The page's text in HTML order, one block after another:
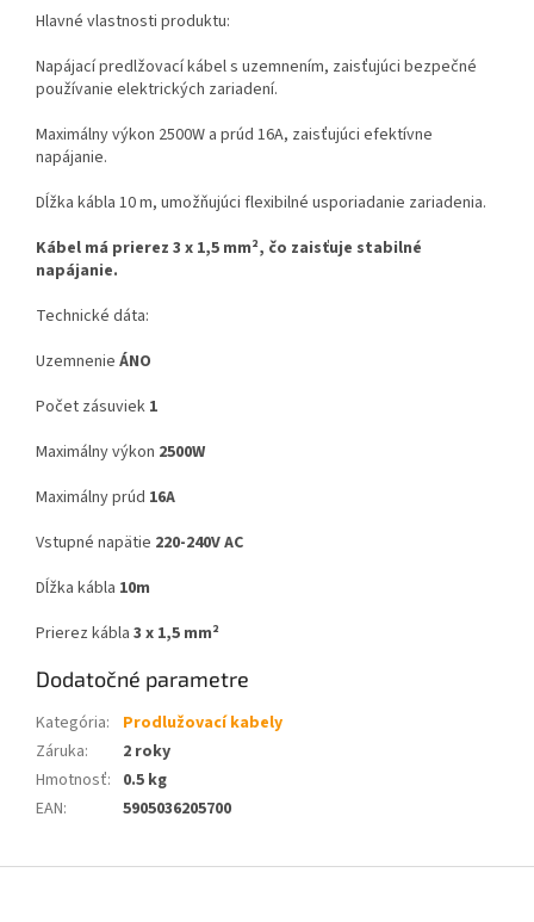
Hlavné vlastnosti produktu:
Napájací predlžovací kábel s uzemnením, zaisťujúci bezpečné
používanie elektrických zariadení.
Maximálny výkon 2500W a prúd 16A, zaisťujúci efektívne
napájanie.
Dĺžka kábla 10 m, umožňujúci flexibilné usporiadanie zariadenia.
Kábel má prierez 3 x 1,5 mm², čo zaisťuje stabilné
napájanie.
Technické dáta:
Uzemnenie ÁNO
Počet zásuviek 1
Maximálny výkon 2500W
Maximálny prúd 16A
Vstupné napätie 220-240V AC
Dĺžka kábla 10m
Prierez kábla 3 x 1,5 mm²
Dodatočné parametre
Kategória:
Prodlužovací kabely
Záruka:
2 roky
Hmotnosť: 0.5 kg
EAN: 5905036205700